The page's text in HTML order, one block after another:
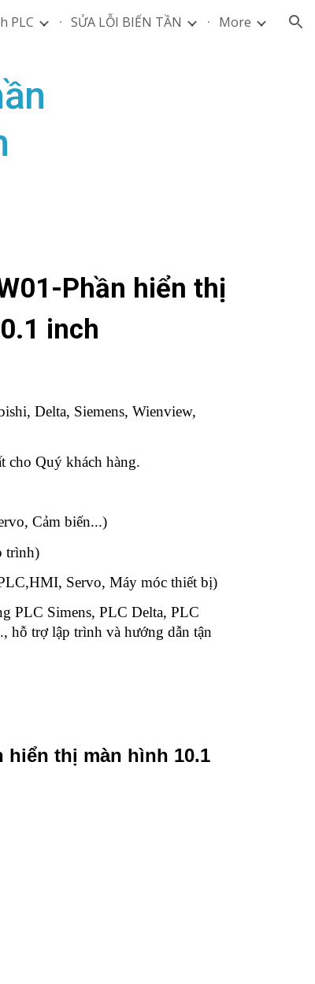
PLC SỬA LỖI BIẾN TẦN More
Phần hiển thị
inch
Delta, Siemens, Wienview,
cho Quý khách hàng.
Cảm biến...)
trình)
Servo, Máy móc thiết bị)
PLC Simens, PLC Delta, PLC
hỗ trợ lập trình và hướng dẫn tận
hiển thị màn hình 10.1